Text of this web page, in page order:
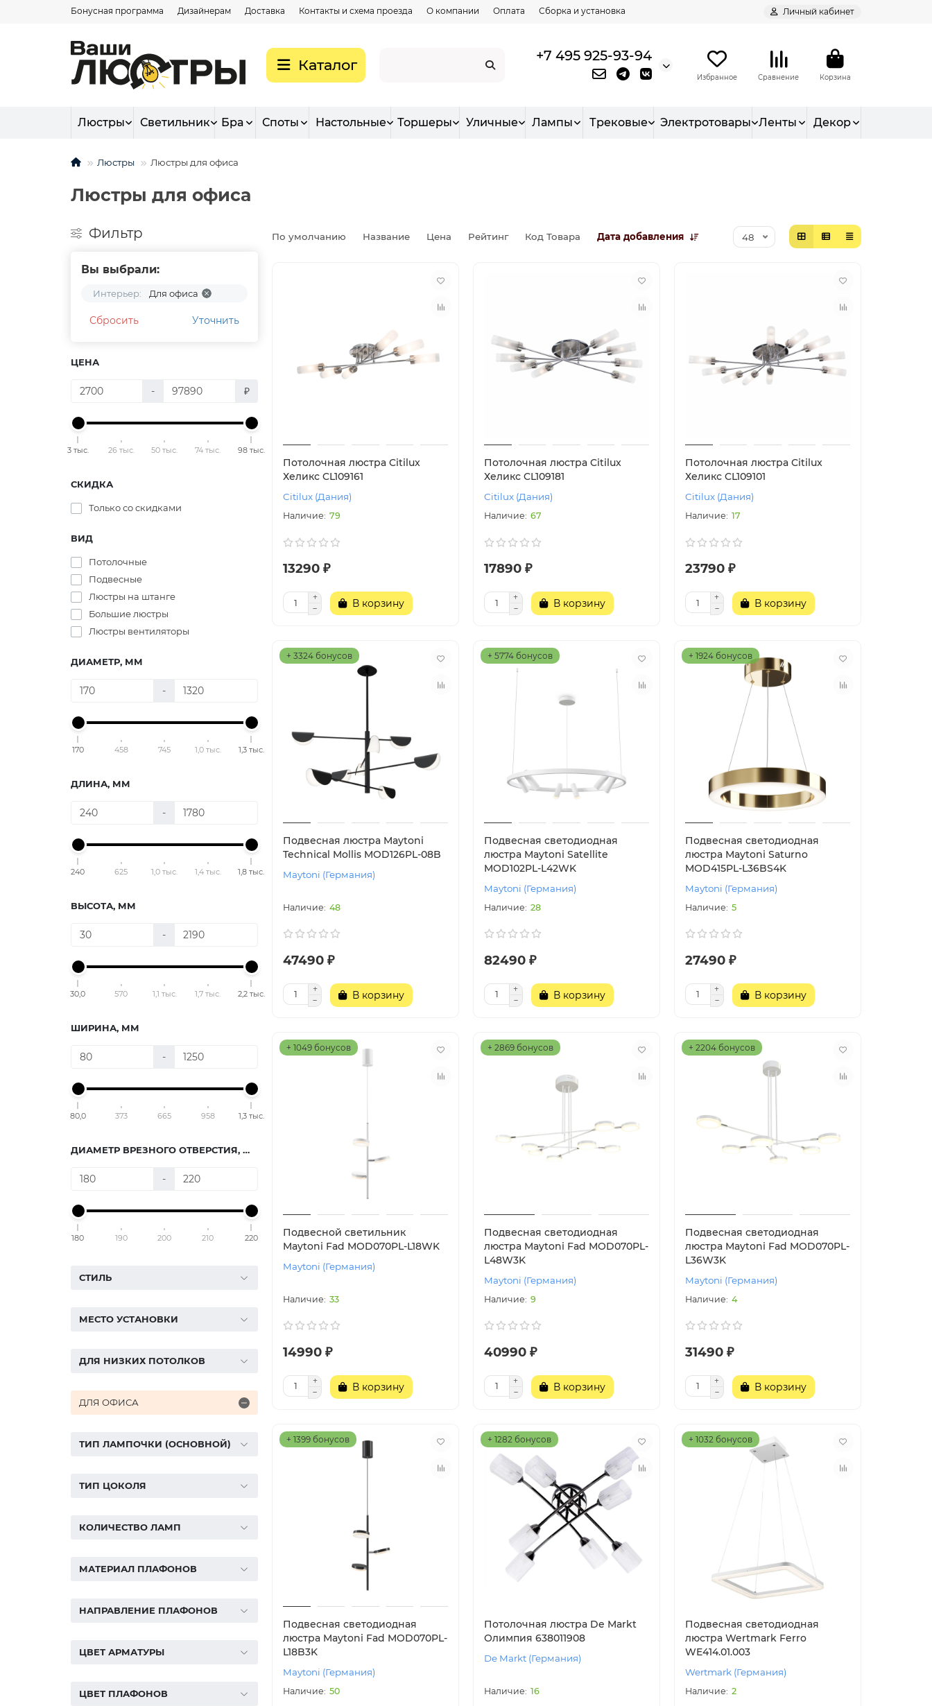
Бонусная программа Дизайнерам Доставка Контакты и схема проезда О компании Оплата Сборка и установка Личный кабинет
Каталог
+7 495 925-93-94
Избранное Сравнение Корзина
Люстры Светильник Бра Споты Настольные Торшеры Уличные Лампы Трековые Электротовары Ленты Декор
Люстры Люстры для офиса
Люстры для офиса
Фильтр
Вы выбрали:
Интерьер: Для офиса
Сбросить Уточнить
ЦЕНА
- ₽
3 тыс. 26 тыс. 50 тыс. 74 тыс. 98 тыс.
СКИДКА
Только со cкидками
ВИД
Потолочные
Подвесные
Люстры на штанге
Большие люстры
Люстры вентиляторы
ДИАМЕТР, ММ
-
170 458 745 1,0 тыс. 1,3 тыс.
ДЛИНА, ММ
-
240 625 1,0 тыс. 1,4 тыс. 1,8 тыс.
ВЫСОТА, ММ
-
30,0 570 1,1 тыс. 1,7 тыс. 2,2 тыс.
ШИРИНА, ММ
-
80,0 373 665 958 1,3 тыс.
ДИАМЕТР ВРЕЗНОГО ОТВЕРСТИЯ, ММ
-
180 190 200 210 220
СТИЛЬ
МЕСТО УСТАНОВКИ
ДЛЯ НИЗКИХ ПОТОЛКОВ
ДЛЯ ОФИСА
ТИП ЛАМПОЧКИ (ОСНОВНОЙ)
ТИП ЦОКОЛЯ
КОЛИЧЕСТВО ЛАМП
МАТЕРИАЛ ПЛАФОНОВ
НАПРАВЛЕНИЕ ПЛАФОНОВ
ЦВЕТ АРМАТУРЫ
ЦВЕТ ПЛАФОНОВ
По умолчанию Название Цена Рейтинг Код Товара Дата добавления
Потолочная люстра Citilux
Хеликс CL109161
Citilux (Дания)
79
13290 ₽
В корзину
Потолочная люстра Citilux
Хеликс CL109181
Citilux (Дания)
67
17890 ₽
В корзину
Потолочная люстра Citilux
Хеликс CL109101
Citilux (Дания)
17
23790 ₽
В корзину
+ 3324 бонусов
Подвесная люстра Maytoni
Technical Mollis MOD126PL-08B
Maytoni (Германия)
48
47490 ₽
В корзину
+ 5774 бонусов
Подвесная светодиодная
люстра Maytoni Satellite
MOD102PL-L42WK
Maytoni (Германия)
28
82490 ₽
В корзину
+ 1924 бонусов
Подвесная светодиодная
люстра Maytoni Saturno
MOD415PL-L36BS4K
Maytoni (Германия)
5
27490 ₽
В корзину
+ 1049 бонусов
Подвесной светильник
Maytoni Fad MOD070PL-L18WK
Maytoni (Германия)
33
14990 ₽
В корзину
+ 2869 бонусов
Подвесная светодиодная
люстра Maytoni Fad MOD070PL-
L48W3K
Maytoni (Германия)
9
40990 ₽
В корзину
+ 2204 бонусов
Подвесная светодиодная
люстра Maytoni Fad MOD070PL-
L36W3K
Maytoni (Германия)
4
31490 ₽
В корзину
+ 1399 бонусов
Подвесная светодиодная
люстра Maytoni Fad MOD070PL-
L18B3K
Maytoni (Германия)
50
+ 1282 бонусов
Потолочная люстра De Markt
Олимпия 638011908
De Markt (Германия)
16
+ 1032 бонусов
Подвесная светодиодная
люстра Wertmark Ferro
WE414.01.003
Wertmark (Германия)
2